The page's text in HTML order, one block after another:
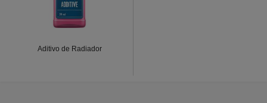
Aditivo de Radiador